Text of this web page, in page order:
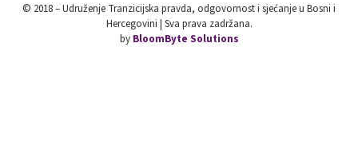
© 2018 – Udruženje Tranzicijska pravda, odgovornost i sjećanje u Bosni i
Hercegovini | Sva prava zadržana.
by BloomByte Solutions